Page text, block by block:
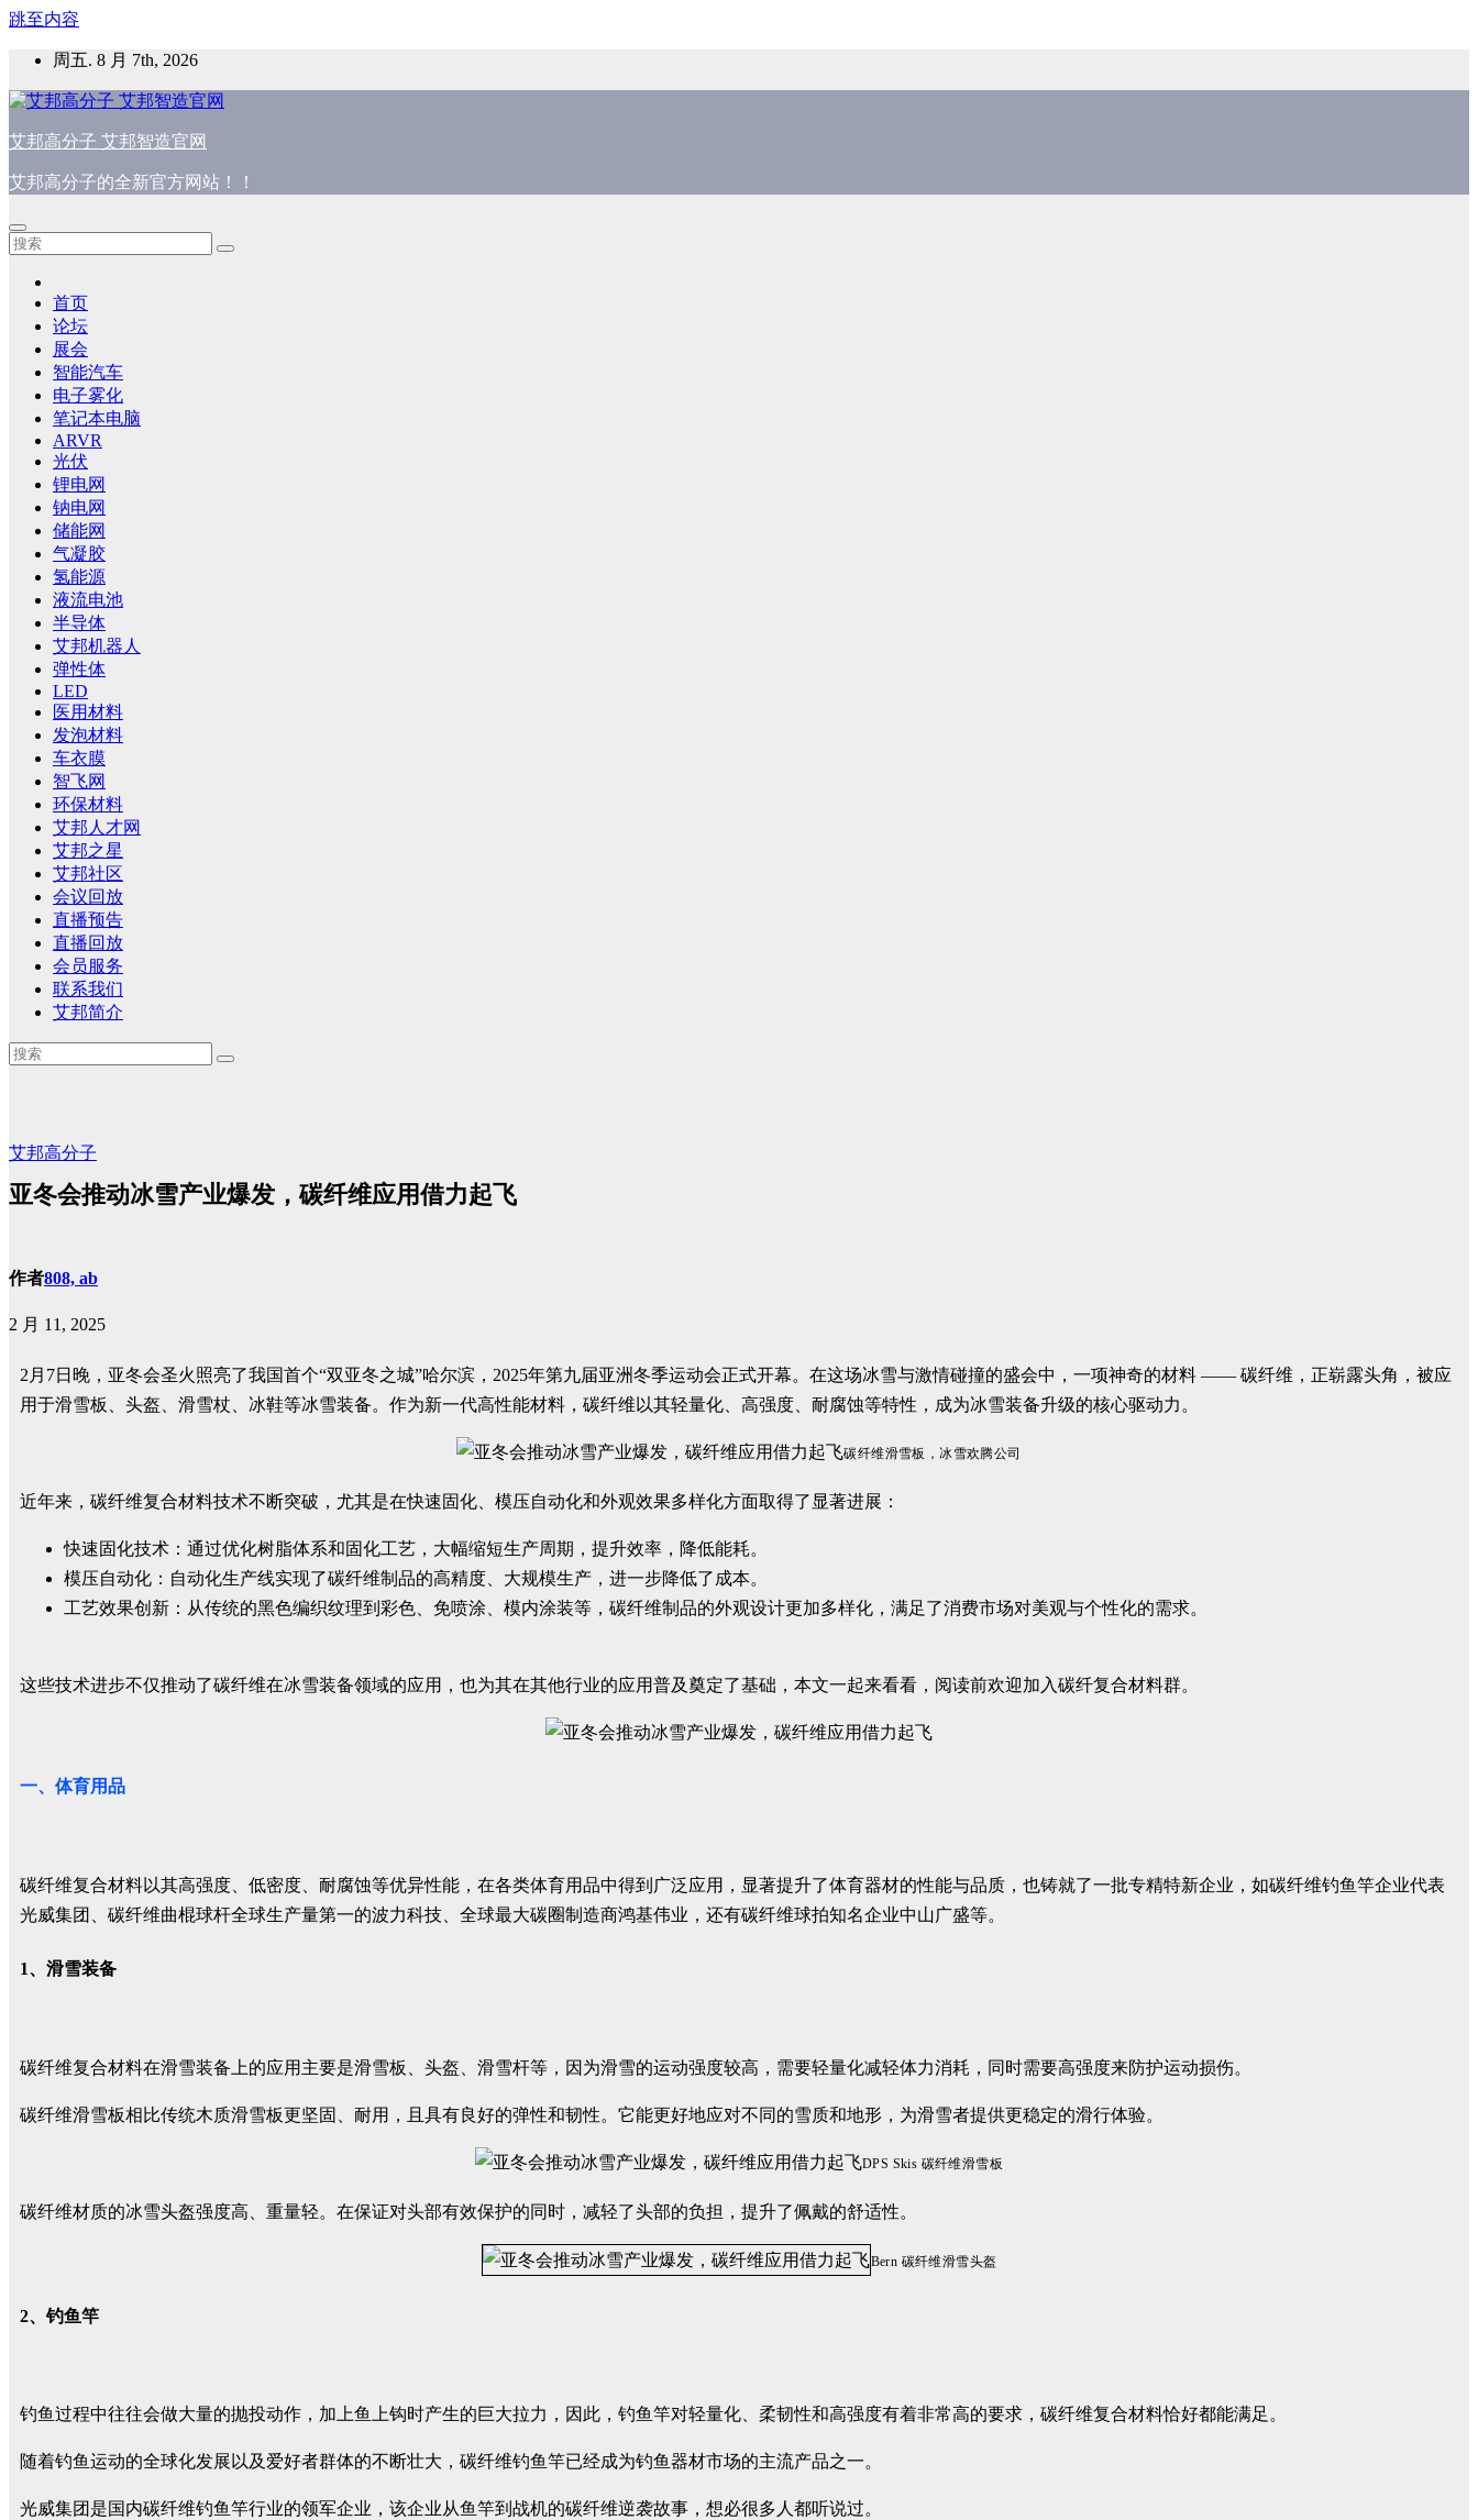
跳至内容
周五. 8 月 7th, 2026
艾邦高分子 艾邦智造官网
艾邦高分子的全新官方网站！！
首页
论坛
展会
智能汽车
电子雾化
笔记本电脑
ARVR
光伏
锂电网
钠电网
储能网
气凝胶
氢能源
液流电池
半导体
艾邦机器人
弹性体
LED
医用材料
发泡材料
车衣膜
智飞网
环保材料
艾邦人才网
艾邦之星
艾邦社区
会议回放
直播预告
直播回放
会员服务
联系我们
艾邦简介
艾邦高分子
亚冬会推动冰雪产业爆发，碳纤维应用借力起飞
作者808, ab
2 月 11, 2025
2月7日晚，亚冬会圣火照亮了我国首个“双亚冬之城”哈尔滨，2025年第九届亚洲冬季运动会正式开幕。在这场冰雪与激情碰撞的盛会中，一项神奇的材料 —— 碳纤维，正崭露头角，被应
用于滑雪板、头盔、滑雪杖、冰鞋等冰雪装备。作为新一代高性能材料，碳纤维以其轻量化、高强度、耐腐蚀等特性，成为冰雪装备升级的核心驱动力。
碳纤维滑雪板，冰雪欢腾公司
近年来，碳纤维复合材料技术不断突破，尤其是在快速固化、模压自动化和外观效果多样化方面取得了显著进展：
快速固化技术：通过优化树脂体系和固化工艺，大幅缩短生产周期，提升效率，降低能耗。
模压自动化：自动化生产线实现了碳纤维制品的高精度、大规模生产，进一步降低了成本。
工艺效果创新：从传统的黑色编织纹理到彩色、免喷涂、模内涂装等，碳纤维制品的外观设计更加多样化，满足了消费市场对美观与个性化的需求。
这些技术进步不仅推动了碳纤维在冰雪装备领域的应用，也为其在其他行业的应用普及奠定了基础，本文一起来看看，阅读前欢迎加入碳纤复合材料群。
一、体育用品
碳纤维复合材料以其高强度、低密度、耐腐蚀等优异性能，在各类体育用品中得到广泛应用，显著提升了体育器材的性能与品质，也铸就了一批专精特新企业，如碳纤维钓鱼竿企业代表
光威集团、碳纤维曲棍球杆全球生产量第一的波力科技、全球最大碳圈制造商鸿基伟业，还有碳纤维球拍知名企业中山广盛等。
1、滑雪装备
碳纤维复合材料在滑雪装备上的应用主要是滑雪板、头盔、滑雪杆等，因为滑雪的运动强度较高，需要轻量化减轻体力消耗，同时需要高强度来防护运动损伤。
碳纤维滑雪板相比传统木质滑雪板更坚固、耐用，且具有良好的弹性和韧性。它能更好地应对不同的雪质和地形，为滑雪者提供更稳定的滑行体验。
DPS Skis 碳纤维滑雪板
碳纤维材质的冰雪头盔强度高、重量轻。在保证对头部有效保护的同时，减轻了头部的负担，提升了佩戴的舒适性。
Bern 碳纤维滑雪头盔
2、钓鱼竿
钓鱼过程中往往会做大量的抛投动作，加上鱼上钩时产生的巨大拉力，因此，钓鱼竿对轻量化、柔韧性和高强度有着非常高的要求，碳纤维复合材料恰好都能满足。
随着钓鱼运动的全球化发展以及爱好者群体的不断壮大，碳纤维钓鱼竿已经成为钓鱼器材市场的主流产品之一。
光威集团是国内碳纤维钓鱼竿行业的领军企业，该企业从鱼竿到战机的碳纤维逆袭故事，想必很多人都听说过。